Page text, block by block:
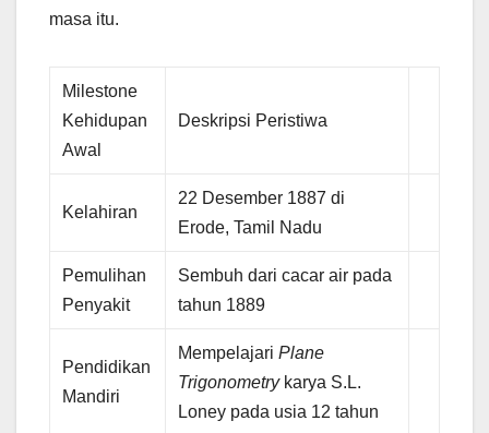
masa itu.
Milestone
Kehidupan
Awal
Deskripsi Peristiwa
Kelahiran
22 Desember 1887 di
Erode, Tamil Nadu
Pemulihan
Penyakit
Sembuh dari cacar air pada
tahun 1889
Pendidikan
Mandiri
MempelajariPlane
Trigonometrykarya S.L.
Loney pada usia 12 tahun